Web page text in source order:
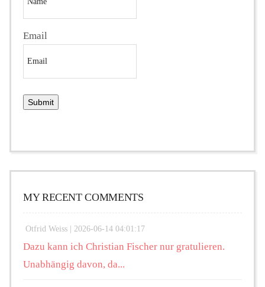
Email
MY RECENT COMMENTS
Otfrid Weiss | 2026-06-14 04:01:17
Dazu kann ich Christian Fischer nur gratulieren.
Unabhängig davon, da...